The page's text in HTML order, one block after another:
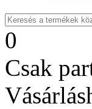
0
Csak